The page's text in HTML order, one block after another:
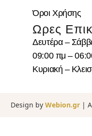
Όροι Χρήσης
Ωρες
Δευτέρα –
09:00 πμ –
Κυριακή –
Design byWebion.gr |